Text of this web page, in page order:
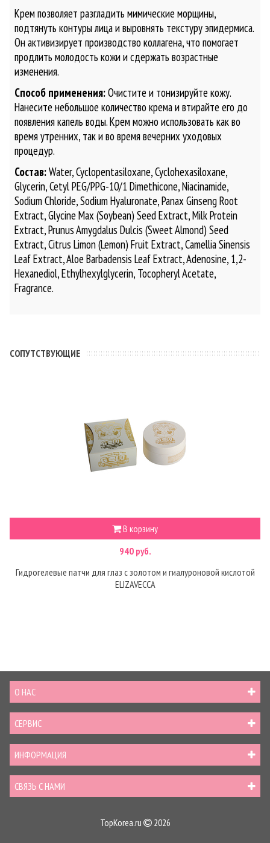
Крем позволяет разгладить мимические морщины,
подтянуть контуры лица и выровнять текстуру эпидермиса.
Он активизирует производство коллагена, что помогает
продлить молодость кожи и сдержать возрастные
изменения.
Способ применения:Очистите и тонизируйте кожу.
Нанесите небольшое количество крема и втирайте его до
появления капель воды. Крем можно использовать как во
время утренних, так и во время вечерних уходовых
процедур.
Состав:Water, Cyclopentasiloxane, Cyclohexasiloxane,
Glycerin, Cetyl PEG/PPG-10/1 Dimethicone, Niacinamide,
Sodium Chloride, Sodium Hyaluronate, Panax Ginseng Root
Extract, Glycine Max (Soybean) Seed Extract, Milk Protein
Extract, Prunus Amygdalus Dulcis (Sweet Almond) Seed
Extract, Citrus Limon (Lemon) Fruit Extract, Camellia Sinensis
Leaf Extract, Aloe Barbadensis Leaf Extract, Adenosine, 1,2-
Hexanediol, Ethylhexylglycerin, Tocopheryl Acetate,
Fragrance.
CОПУТСТВУЮЩИЕ
В корзину
940 руб.
Гидрогелевые патчи для глаз с золотом и гиалуроновой кислотой
ELIZAVECCA
О НАС
СЕРВИС
ИНФОРМАЦИЯ
СВЯЗЬ С НАМИ
TopKorea.ru 2026